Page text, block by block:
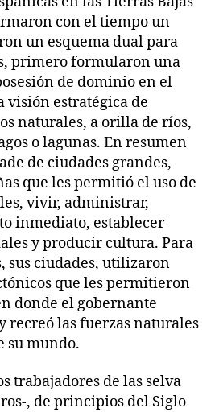
con el tiempo un
un esquema dual para
primero formularon una
de dominio en el
visión estratégica de
naturales, a orilla de ríos,
o lagunas. En resumen
de ciudades grandes,
que les permitió el uso de
vivir, administrar,
inmediato, establecer
y producir cultura. Para
sus ciudades, utilizaron
que les permitieron
donde el gobernante
recreó las fuerzas naturales
su mundo.
trabajadores de las selva
, de principios del Siglo